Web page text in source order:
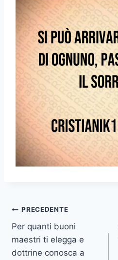
Navigazione
articoli
PRECEDENTE
Per quanti buoni
maestri ti elegga e
dottrine conosca a